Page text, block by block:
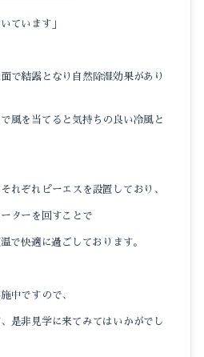
ています」
で結露となり自然除湿効果があり
風を当てると気持ちの良い冷風と
れぞれピーエスを設置しており、
ターを回すことで
で快適に過ごしております。
中ですので、
是非見学に来てみてはいかがでし